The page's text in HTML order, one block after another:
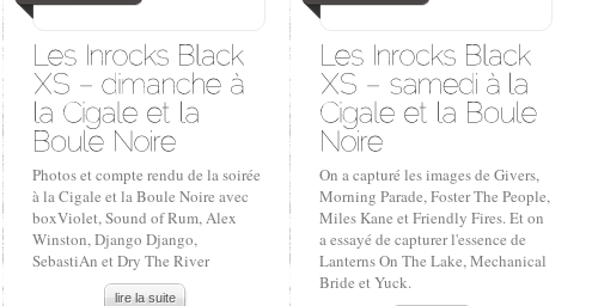
Photos et compte rendu de la soirée
à la Cigale et la Boule Noire avec
boxViolet, Sound of Rum, Alex
Winston, Django Django,
SebastiAn et Dry The River
lire la suite
On a capturé les images de Givers,
Morning Parade, Foster The People,
Miles Kane et Friendly Fires. Et on
a essayé de capturer l'essence de
Lanterns On The Lake, Mechanical
Bride et Yuck.